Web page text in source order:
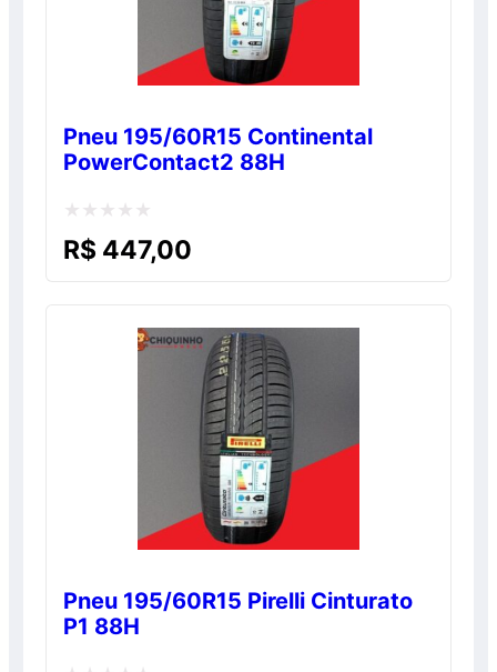
Pneu 195/60R15 Continental
PowerContact2 88H
Avaliação
R$ 447,00
Pneu 195/60R15 Pirelli Cinturato
P1 88H